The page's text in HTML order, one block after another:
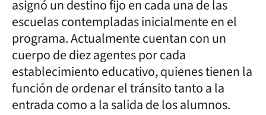
asignó un destino fijo en cada una de las
escuelas contempladas inicialmente en el
programa. Actualmente cuentan con un
cuerpo de diez agentes por cada
establecimiento educativo, quienes tienen la
función de ordenar el tránsito tanto a la
entrada como a la salida de los alumnos.